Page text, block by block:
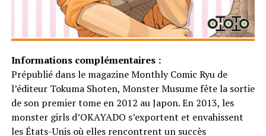
Informations complémentaires :
Prépublié dans le magazine Monthly Comic Ryu de
l’éditeur Tokuma Shoten, Monster Musume fête la sortie
de son premier tome en 2012 au Japon. En 2013, les
monster girls d’OKAYADO s’exportent et envahissent
les États-Unis où elles rencontrent un succès